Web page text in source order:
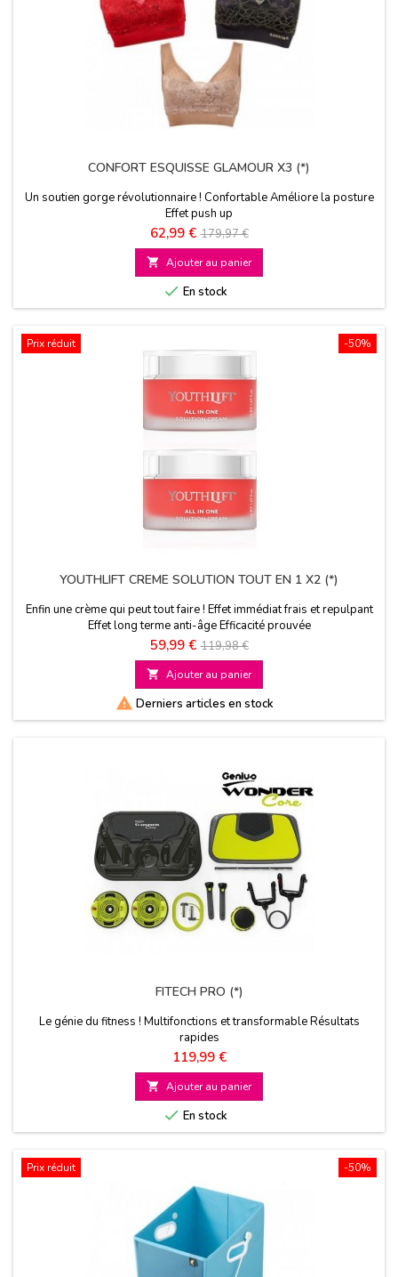
CONFORT ESQUISSE GLAMOUR X3 (*)
Un soutien gorge révolutionnaire ! Confortable Améliore la posture
Effet push up
Prix
62,99 € Prix
de
base
179,97 €
 Ajouter au panier
 En stock
-50%
Prix réduit
YOUTHLIFT CREME SOLUTION TOUT EN 1 X2 (*)
Enfin une crème qui peut tout faire ! Effet immédiat frais et repulpant
Effet long terme anti-âge Efficacité prouvée
Prix
59,99 € Prix
de
base
119,98 €
 Ajouter au panier
 Derniers articles en stock
FITECH PRO (*)
Le génie du fitness ! Multifonctions et transformable Résultats
rapides
Prix
119,99 €
 Ajouter au panier
 En stock
-50%
Prix réduit